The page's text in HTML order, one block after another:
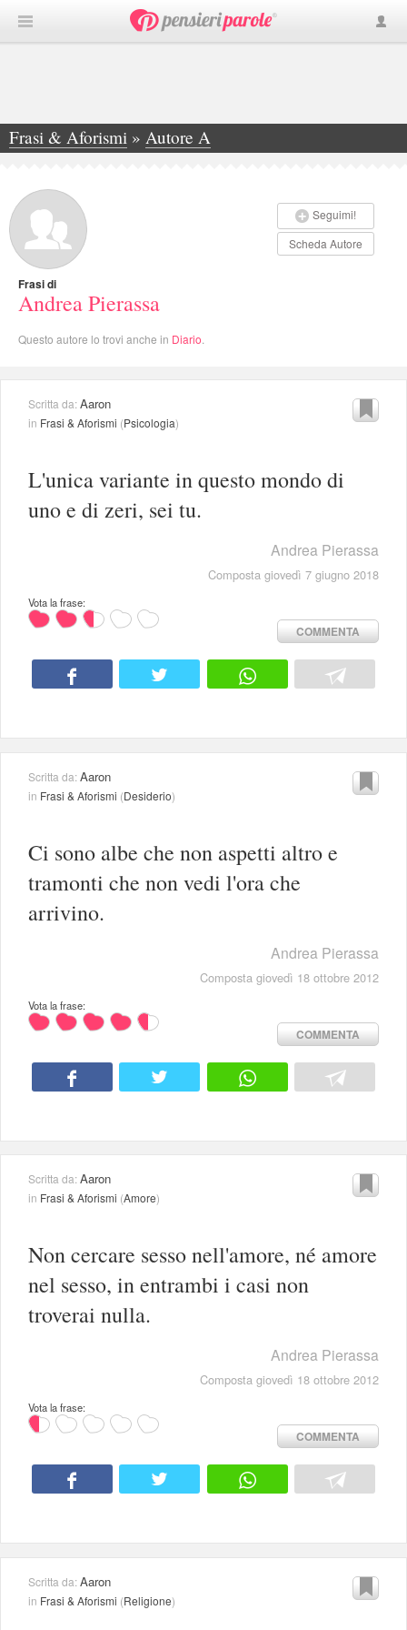
Frasi & Aforismi » Autore A
»Andrea Pierassa
Seguimi!
Scheda Autore
Frasi di
Andrea Pierassa
Questo autore lo trovi anche in Diario
Scritta da:Aaron
in Frasi & Aforismi (Psicologia)
L'unica variante in questo mondo di
uno e di zeri, sei tu.
Andrea Pierassa
Composta giovedì 7 giugno 2018
Vota la frase:
COMMENTA
Scritta da:Aaron
in Frasi & Aforismi (Desiderio)
Ci sono albe che non aspetti altro e
tramonti che non vedi l'ora che
arrivino.
Andrea Pierassa
Composta giovedì 18 ottobre 2012
Vota la frase:
COMMENTA
Scritta da:Aaron
in Frasi & Aforismi (Amore)
Non cercare sesso nell'amore, né amore
nel sesso, in entrambi i casi non
troverai nulla.
Andrea Pierassa
Composta giovedì 18 ottobre 2012
Vota la frase:
COMMENTA
Scritta da:Aaron
in Frasi & Aforismi (Religione)